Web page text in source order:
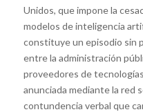
Unidos, que impone la
modelos de inteligencia
constituye un episodio sin
entre la administración
proveedores de
anunciada mediante la red
contundencia verbal que